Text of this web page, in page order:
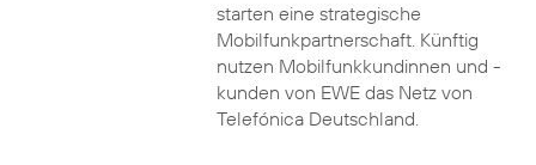
starten eine strategische
Mobilfunkpartnerschaft. Künftig
nutzen Mobilfunkkundinnen und -
kunden von EWE das Netz von
Telefónica Deutschland.